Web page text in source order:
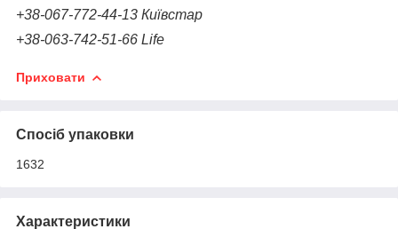
+38-067-772-44-13 Київстар
+38-063-742-51-66 Life
Приховати
Спосіб упаковки
1632
Характеристики